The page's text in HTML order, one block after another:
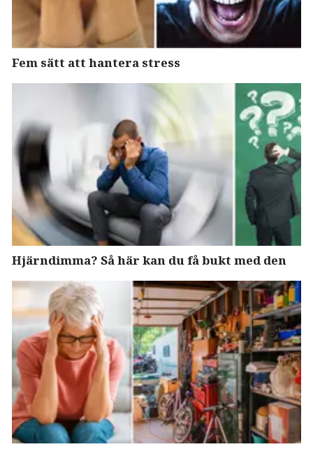
Fem sätt att hantera stress
Hjärndimma? Så här kan du få bukt med den